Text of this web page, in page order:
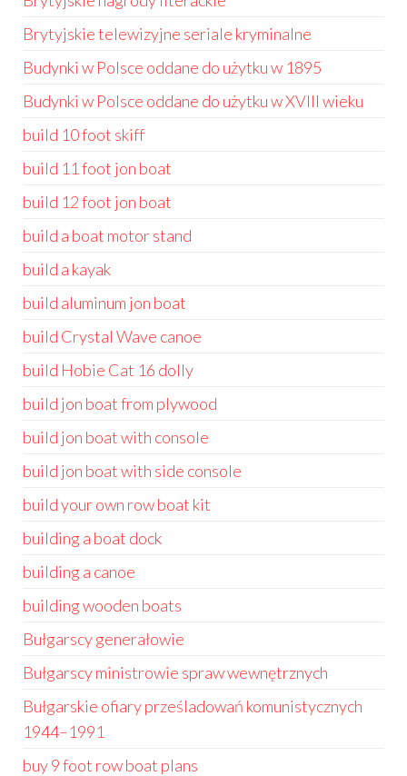
Brytyjskie telewizyjne seriale kryminalne
Budynki w Polsce oddane do użytku w 1895
Budynki w Polsce oddane do użytku w XVIII wieku
build 10 foot skiff
build 11 foot jon boat
build 12 foot jon boat
build a boat motor stand
build a kayak
build aluminum jon boat
build Crystal Wave canoe
build Hobie Cat 16 dolly
build jon boat from plywood
build jon boat with console
build jon boat with side console
build your own row boat kit
building a boat dock
building a canoe
building wooden boats
Bułgarscy generałowie
Bułgarscy ministrowie spraw wewnętrznych
Bułgarskie ofiary prześladowań komunistycznych
1944–1991
buy 9 foot row boat plans